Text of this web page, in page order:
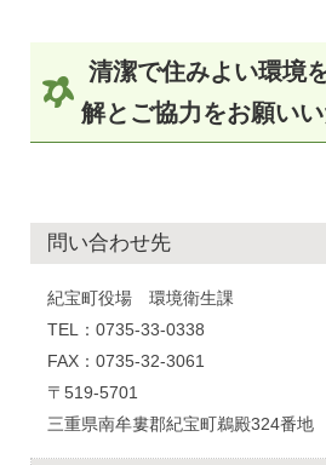
清潔で住みよい環境
解とご協力をお願いい
問い合わせ先
紀宝町役場 環境衛生課
TEL：0735-33-0338
FAX：0735-32-3061
〒519-5701
三重県南牟婁郡紀宝町鵜殿324番地